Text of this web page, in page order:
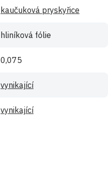
kaučuková pryskyřice
hliníková fólie
0,075
vynikající
vynikající